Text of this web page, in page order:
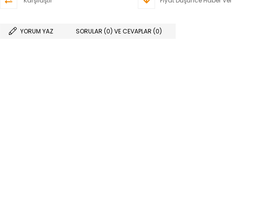
YORUM YAZ SORULAR (0) VE CEVAPLAR (0)